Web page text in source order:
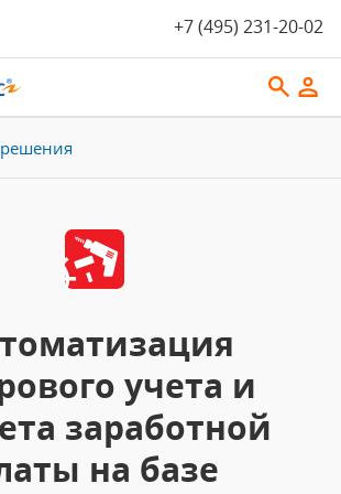
+7 (495) 231-20-02
учета и
заработной
на базе